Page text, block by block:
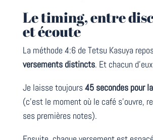
Le timing, entre
et écoute
La méthode 4:6 de Tetsu Kasuya
versements distincts. Et chacun
Je laisse toujours45 secondes pour
(c’est le moment où le café s’ouvre,
ses premières notes).